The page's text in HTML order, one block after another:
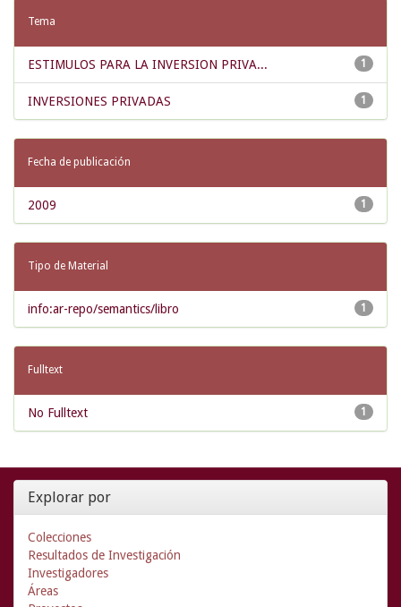
Tema
1
ESTIMULOS PARA LA INVERSION PRIVA...
1
INVERSIONES PRIVADAS
Fecha de publicación
1
2009
Tipo de Material
1
info:ar-repo/semantics/libro
Fulltext
1
No Fulltext
Explorar por
Colecciones
Resultados de Investigación
Investigadores
Áreas